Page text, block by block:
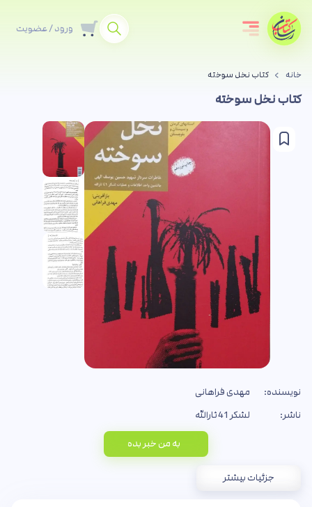
ورود / عضویت
خانه کتاب نخل سوخته
کتاب نخل سوخته
نویسنده:
مهدی فراهانی
ناشر:
لشکر 41 ثارالله
به من خبر بده
جزئیات بیشتر